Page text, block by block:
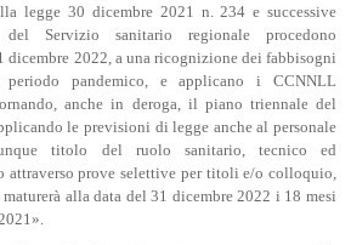
legge 30 dicembre 2021 n. 234 e successive
Servizio sanitario regionale procedono
dicembre 2022, a una ricognizione dei fabbisogni
pandemico, e applicano i CCNNLL
anche in deroga, il piano triennale del
le previsioni di legge anche al personale
titolo del ruolo sanitario, tecnico ed
attraverso prove selettive per titoli e/o colloquio,
alla data del 31 dicembre 2022 i 18 mesi